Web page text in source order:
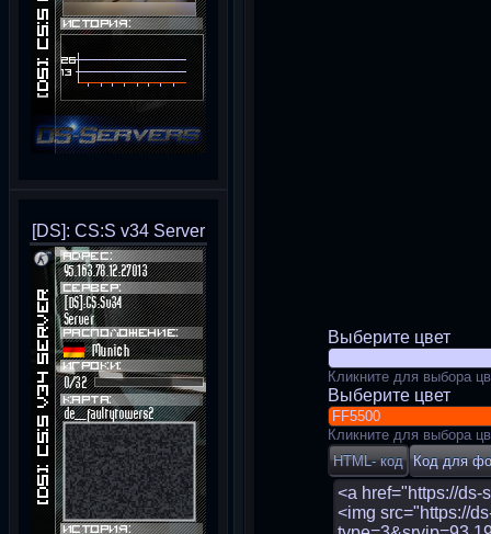
[DS]: CS:S v34 Server
Выберите цвет
Кликните для выбора
Выберите цвет
Кликните для выбора